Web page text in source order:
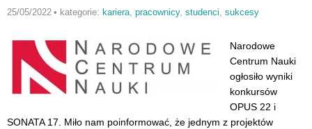
25/05/2022 • kategorie: kariera, pracownicy, studenci, sukcesy
Narodowe
Centrum Nauki
ogłosiło wyniki
konkursów
OPUS 22 i
SONATA 17. Miło nam poinformować, że jednym z projektów